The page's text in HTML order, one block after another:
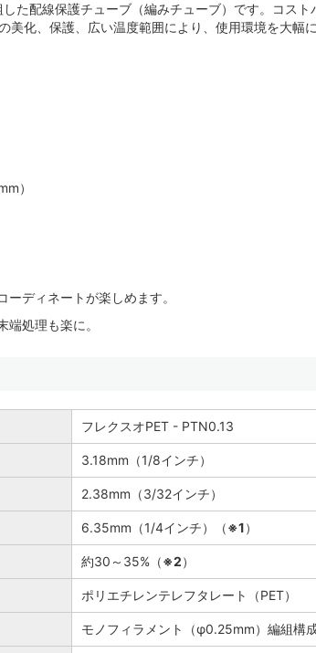
た配線保護チューブ（編みチューブ）です。コス
化、保護、広い温度範囲により、使用環境を大幅
）
ディネートが楽しめます。
処理も楽に。
フレクスオPET - PTN0.13
3.18mm（1/8インチ）
2.38mm（3/32インチ）
6.35mm（1/4インチ）（※1）
約30～35%（※2）
ポリエチレンテレフタレート（PET）
モノフィラメント（φ0.25mm）編組構